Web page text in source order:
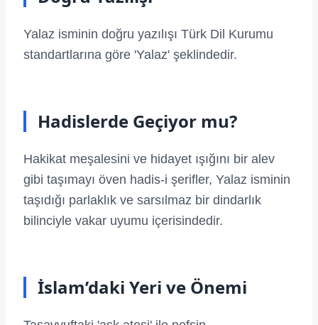
Yalaz isminin doğru yazılışı Türk Dil Kurumu
standartlarına göre 'Yalaz' şeklindedir.
Hadislerde Geçiyor mu?
Hakikat meşalesini ve hidayet ışığını bir alev
gibi taşımayı öven hadis-i şerifler, Yalaz isminin
taşıdığı parlaklık ve sarsılmaz bir dindarlık
bilinciyle vakar uyumu içerisindedir.
İslam’daki Yeri ve Önemi